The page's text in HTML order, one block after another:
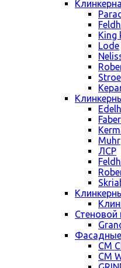
King
Lode
Muhr
ЛСР
CM
CM